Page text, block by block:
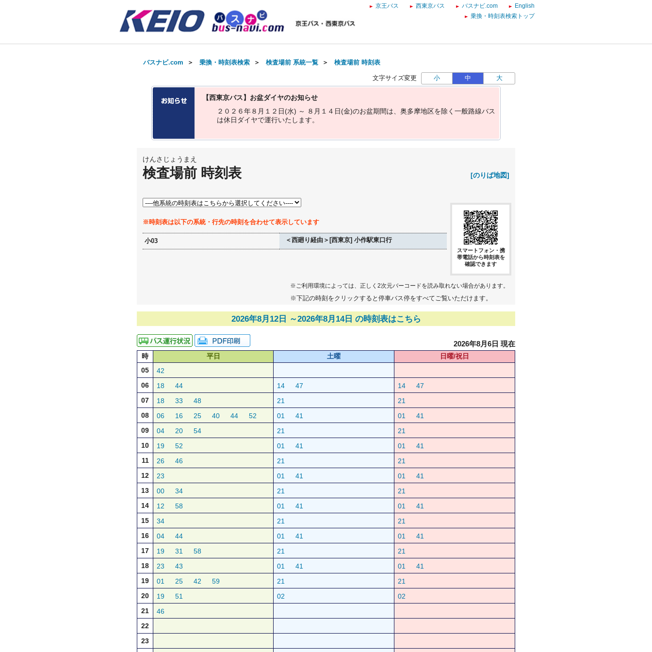
京王バス 西東京バス バスナビ.com
English
乗換・時刻表検索トップ
バスナビ.com ＞ 乗換・時刻表検索 ＞ 検査場前 系統一覧 ＞ 検査場前 時刻表
文字サイズ変更 小 中 大
【西東京バス】お盆ダイヤのお知らせ
２ ０ ２ ６年８ 月 １ ２ 日(水) ～ ８ 月 １ ４ 日(金)のお盆期間は 奥多摩地区を除 く 一般路線バス
は休日 ダイヤで運行いた し ます。
けんさじょうまえ
検査場前 時刻表 [のりば地図]
※時刻表は以下の系統・行先の時刻を合わせて表示しています
小03 ＜西廻り経由＞[西東京] 小作駅東口行
スマートフォン・携
帯電話から時刻表を
確認できます
※ご利用環境によっては、正しく2次元バーコードを読み取れない場合があります。
※下記の時刻をクリックすると停車バス停をすべてご覧いただけます。
2026年8月12日 ～2026年8月14日 の時刻表はこちら
2026年8月6日 現在
時 平日 土曜
日曜/祝日
05
42
06
18 44 14 47 14
47
07
18 33 48 21
21
08
06 16 25 40 44 52 01 41 01
41
09
04 20 54 21
21
10
19 52 01 41 01
41
11
26 46 21
21
12
23 01 41 01
41
13
00 34 21
21
14
12 58 01 41 01
41
15
34 21
21
16
04 44 01 41 01
41
17
19 31 58 21
21
18
23 43 01 41 01
41
19
01 25 42 59 21
21
20
19 51 02
02
21
46
22
23